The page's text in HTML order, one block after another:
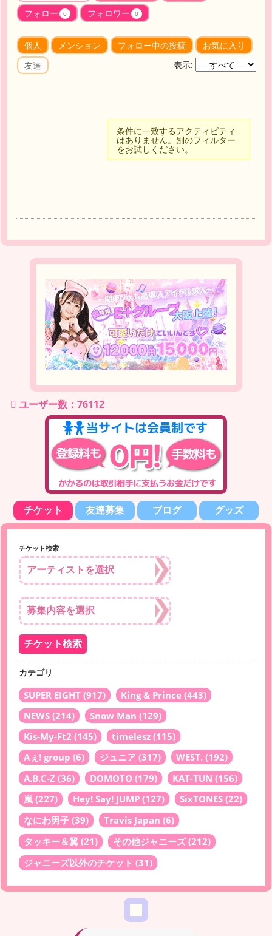
フォロー 0 フォロワー 0
個人 メンション フォロー中の投稿
お気に入り
友達
表示:
条件に一致するアクティビティ
はありません。別のフィルター
をお試しください。
ユーザー数：76112
チケット 友達募集 ブログ グッズ
チケット検索
カテゴリ
SUPER EIGHT (917) King & Prince (443)
NEWS (214) Snow Man (129)
Kis-My-Ft2 (145) timelesz (115)
Aぇ! group (6) ジュニア (317) WEST. (192)
A.B.C-Z (36) DOMOTO (179) KAT-TUN (156)
嵐 (227) Hey! Say! JUMP (127) SixTONES (22)
なにわ男子 (39) Travis Japan (6)
タッキー＆翼 (21) その他ジャニーズ(212)
ジャニーズ以外のチケット (31)